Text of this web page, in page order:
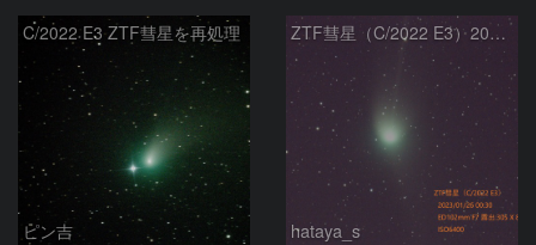
C/2022 E3 ZTF彗星を再処理
ピン吉
ZTF彗星（C/2022 E3）2023/01/26
hataya_s